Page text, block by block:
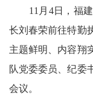
11月4日，福建
长刘春荣前往特勤
主题鲜明、内容翔
队党委委员、纪委
会议。